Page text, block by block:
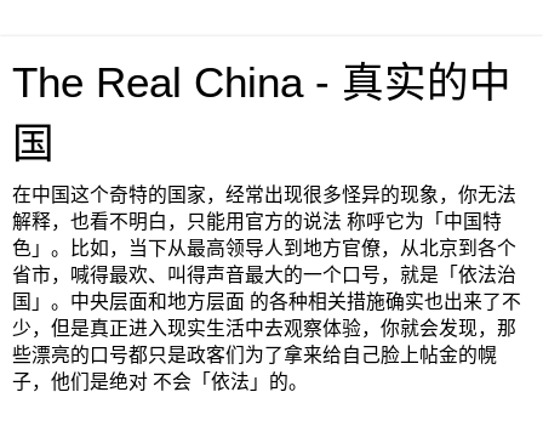
The Real China - 真实的中
国
在中国这个奇特的国家，经常出现很多怪异的现象，你无法
解释，也看不明白，只能用官方的说法 称呼它为「中国特
色」。比如，当下从最高领导人到地方官僚，从北京到各个
省市，喊得最欢、叫得声音最大的一个口号，就是「依法治
国」。中央层面和地方层面 的各种相关措施确实也出来了不
少，但是真正进入现实生活中去观察体验，你就会发现，那
些漂亮的口号都只是政客们为了拿来给自己脸上帖金的幌
子，他们是绝对 不会「依法」的。